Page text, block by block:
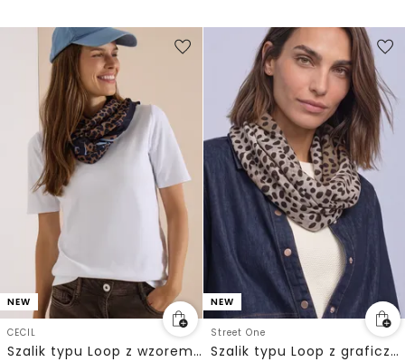
NEW
CECIL
Szalik typu Loop z wzorem w panterkę
NEW
Street One
Szalik typu Loop z graficznym wzorem